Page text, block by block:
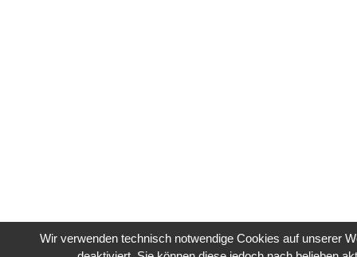
Wir verwenden technisch notwendige Cookies auf unserer